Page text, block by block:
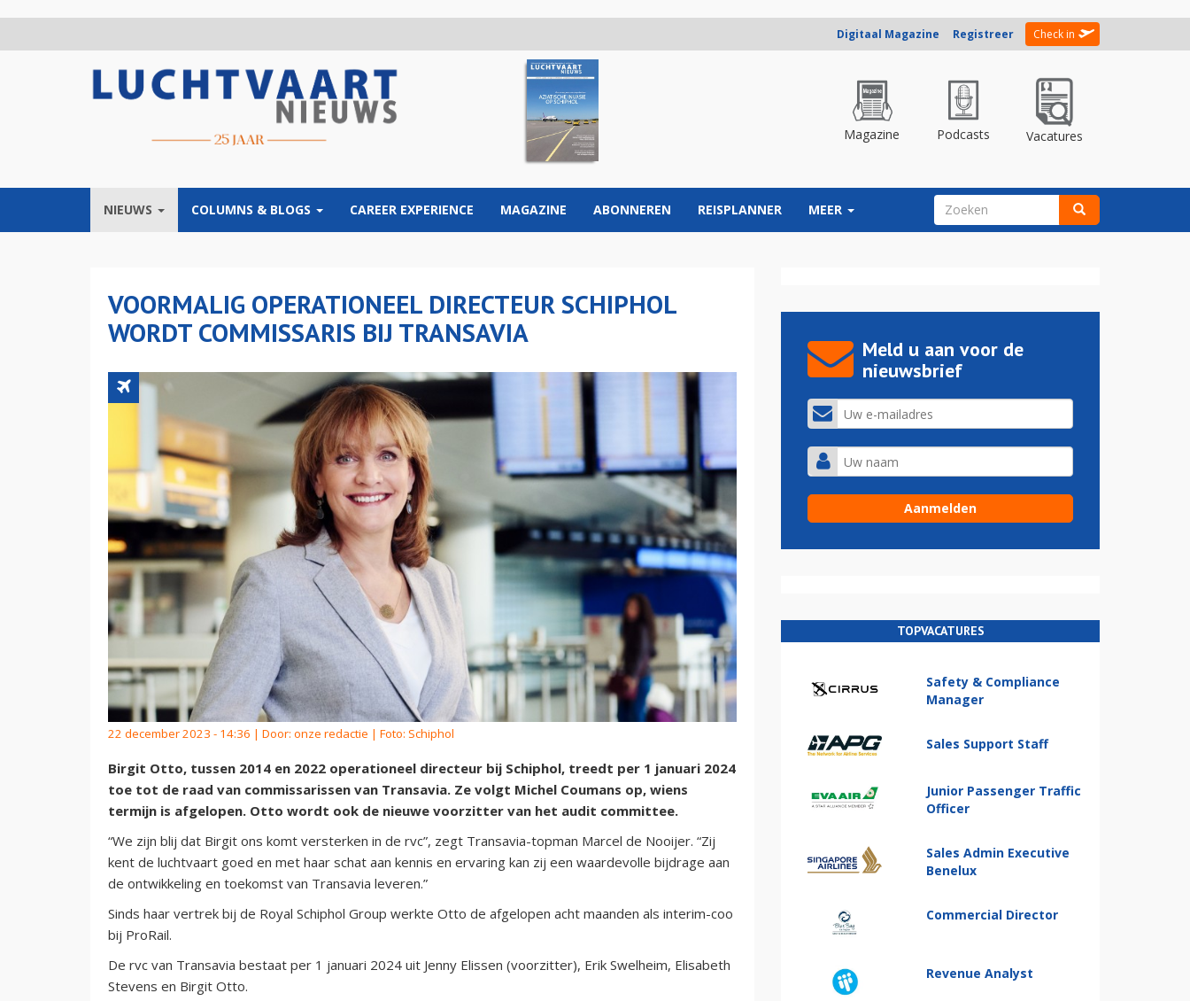
Digitaal Magazine Registreer Check in
Magazine Podcasts Vacatures
NIEUWS COLUMNS & BLOGS CAREER EXPERIENCE MAGAZINE ABONNEREN REISPLANNER MEER ZOEKVELD
VOORMALIG OPERATIONEEL DIRECTEUR SCHIPHOL
WORDT COMMISSARIS BIJ TRANSAVIA
22 december 2023 - 14:36 | Door: onze redactie | Foto: Schiphol
Birgit Otto, tussen 2014 en 2022 operationeel directeur bij Schiphol, treedt per 1 januari 2024
toe tot de raad van commissarissen van Transavia. Ze volgt Michel Coumans op, wiens
termijn is afgelopen. Otto wordt ook de nieuwe voorzitter van het audit committee.
“We zijn blij dat Birgit ons komt versterken in de rvc”, zegt Transavia-topman Marcel de Nooijer. “Zij
kent de luchtvaart goed en met haar schat aan kennis en ervaring kan zij een waardevolle bijdrage aan
de ontwikkeling en toekomst van Transavia leveren.”
Sinds haar vertrek bij de Royal Schiphol Group werkte Otto de afgelopen acht maanden als interim-coo
bij ProRail.
De rvc van Transavia bestaat per 1 januari 2024 uit Jenny Elissen (voorzitter), Erik Swelheim, Elisabeth
Stevens en Birgit Otto.
Meld u aan voor de
nieuwsbrief
TOPVACATURES
Safety & Compliance
Manager
Sales Support Staff
Junior Passenger Traffic
Officer
Sales Admin Executive
Benelux
Commercial Director
Revenue Analyst